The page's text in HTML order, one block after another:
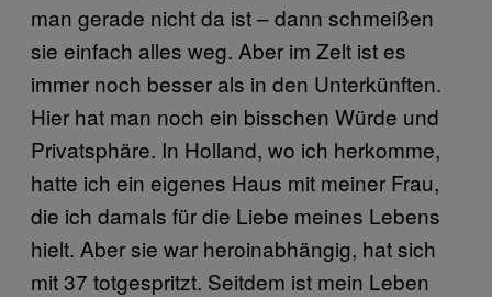
man gerade nicht da ist – dann schmeißen
sie einfach alles weg. Aber im Zelt ist es
immer noch besser als in den Unterkünften.
Hier hat man noch ein bisschen Würde und
Privatsphäre. In Holland, wo ich herkomme,
hatte ich ein eigenes Haus mit meiner Frau,
die ich damals für die Liebe meines Lebens
hielt. Aber sie war heroinabhängig, hat sich
mit 37 totgespritzt. Seitdem ist mein Leben